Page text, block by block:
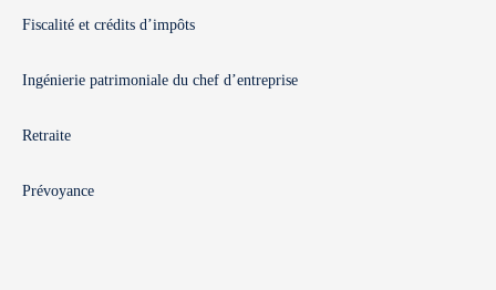
Fiscalité et crédits d’impôts
Ingénierie patrimoniale du chef d’entreprise
Retraite
Prévoyance